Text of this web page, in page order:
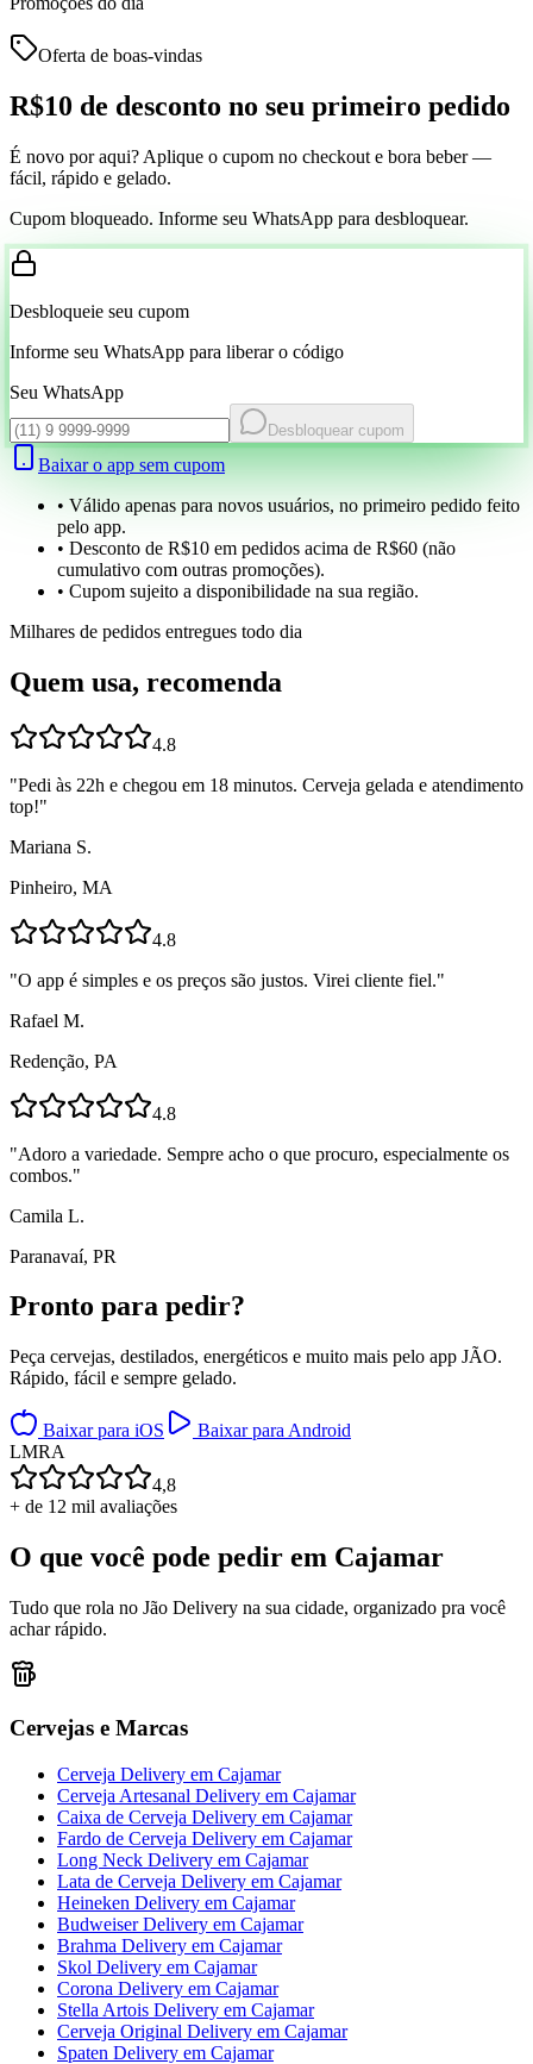
Oferta de boas-vindas
R$10 de desconto no seu primeiro pedido
É novo por aqui? Aplique o cupom no checkout e bora beber —
fácil, rápido e gelado.
Cupom bloqueado. Informe seu WhatsApp para desbloquear.
Desbloqueie seu cupom
Informe seu WhatsApp para liberar o código
Seu WhatsApp
Desbloquear cupom
Baixar o app sem cupom
• Válido apenas para novos usuários, no primeiro pedido feito
pelo app.
• Desconto de R$10 em pedidos acima de R$60 (não
cumulativo com outras promoções).
• Cupom sujeito a disponibilidade na sua região.
Milhares de pedidos entregues todo dia
Quem usa, recomenda
4.8
"Pedi às 22h e chegou em 18 minutos. Cerveja gelada e atendimento
top!"
Mariana S.
Pinheiro, MA
4.8
"O app é simples e os preços são justos. Virei cliente fiel."
Rafael M.
Redenção, PA
4.8
"Adoro a variedade. Sempre acho o que procuro, especialmente os
combos."
Camila L.
Paranavaí, PR
Pronto para pedir?
Peça cervejas, destilados, energéticos e muito mais pelo app JÃO.
Rápido, fácil e sempre gelado.
Baixar para iOS
Baixar para Android
LMRA
4,8
+ de 12 mil avaliações
O que você pode pedir em Cajamar
Tudo que rola no Jão Delivery na sua cidade, organizado pra você
achar rápido.
Cervejas e Marcas
Cerveja Delivery em Cajamar
Cerveja Artesanal Delivery em Cajamar
Caixa de Cerveja Delivery em Cajamar
Fardo de Cerveja Delivery em Cajamar
Long Neck Delivery em Cajamar
Lata de Cerveja Delivery em Cajamar
Heineken Delivery em Cajamar
Budweiser Delivery em Cajamar
Brahma Delivery em Cajamar
Skol Delivery em Cajamar
Corona Delivery em Cajamar
Stella Artois Delivery em Cajamar
Cerveja Original Delivery em Cajamar
Spaten Delivery em Cajamar